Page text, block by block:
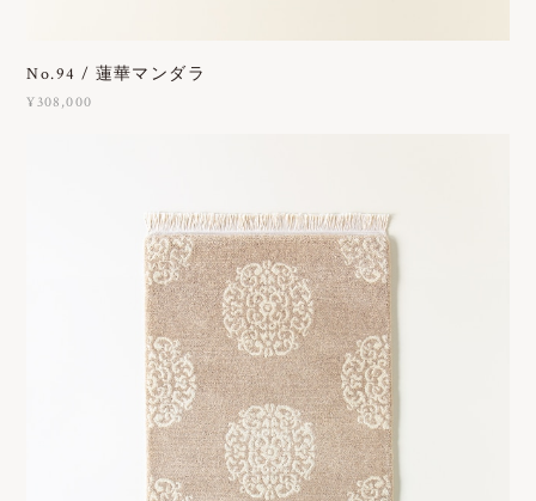
No.94 / 蓮華マンダラ
¥308,000